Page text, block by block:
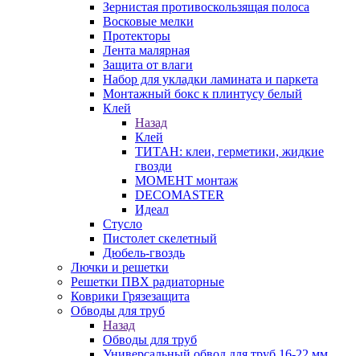
Зернистая противоскользящая полоса
Восковые мелки
Протекторы
Лента малярная
Защита от влаги
Набор для укладки ламината и паркета
Монтажный бокс к плинтусу белый
Клей
Назад
Клей
ТИТАН: клеи, герметики, жидкие
гвозди
МОМЕНТ монтаж
DECOMASTER
Идеал
Стусло
Пистолет скелетный
Дюбель-гвоздь
Лючки и решетки
Решетки ПВХ радиаторные
Коврики Грязезащита
Обводы для труб
Назад
Обводы для труб